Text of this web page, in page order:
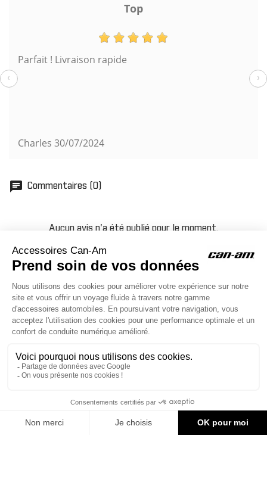
AJOUTER AU PANIER
Top
Parfait ! Livraison rapide
Charles 30/07/2024
‹ ›
chat Commentaires (0)
Aucun avis n'a été publié pour le moment.
ACCESSOIRES CAN-AM
Le site d'accessoires Can-Am vous propose des accessoires d'origine
pour équiper votre véhicule 3 roues (On Road) ou votre véhicule tout